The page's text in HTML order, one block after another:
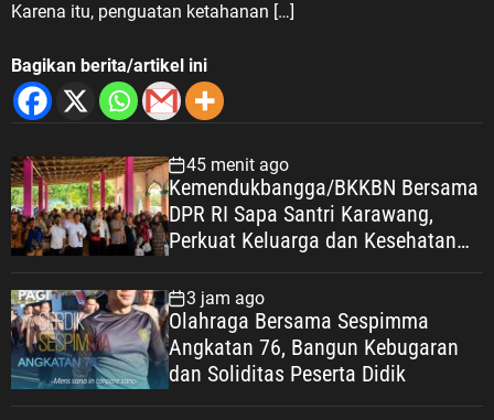
Karena itu, penguatan ketahanan […]
Bagikan berita/artikel ini
45 menit ago
Kemendukbangga/BKKBN Bersama
DPR RI Sapa Santri Karawang,
Perkuat Keluarga dan Kesehatan
3 jam ago
Olahraga Bersama Sespimma
Angkatan 76, Bangun Kebugaran
dan Soliditas Peserta Didik